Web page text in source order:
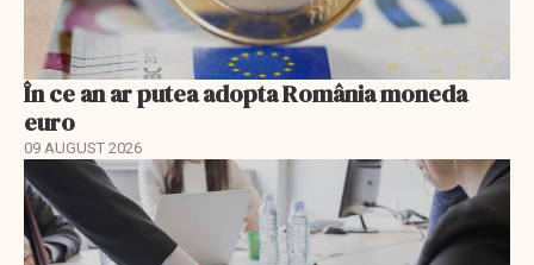
În ce an ar putea adopta România moneda
euro
09 AUGUST 2026